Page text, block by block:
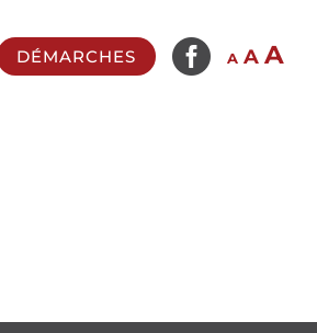
DÉMARCHES  A Decrease
A Reset
A